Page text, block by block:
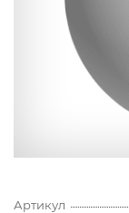
Артикул